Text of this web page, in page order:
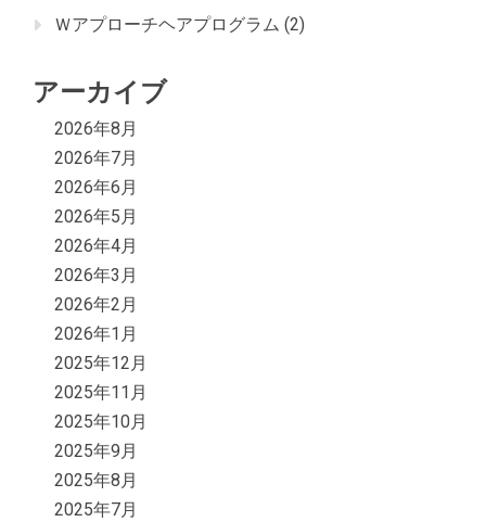
Ｗアプローチヘアプログラム (2)
アーカイブ
2026年8月
2026年7月
2026年6月
2026年5月
2026年4月
2026年3月
2026年2月
2026年1月
2025年12月
2025年11月
2025年10月
2025年9月
2025年8月
2025年7月